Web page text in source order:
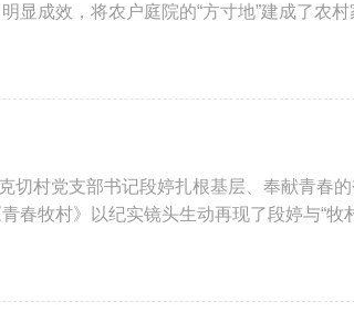
显成效，将农户庭院的“方寸地”建成了农村
切村党支部书记段婷扎根基层、奉献青春
春牧村》以纪实镜头生动再现了段婷与“牧